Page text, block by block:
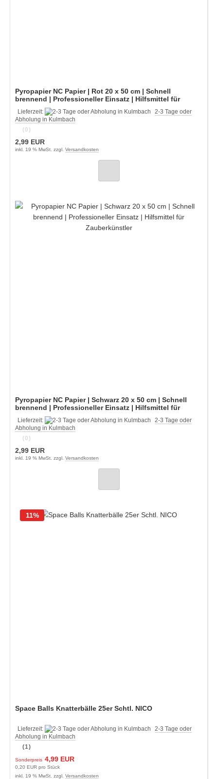
Pyropapier NC Papier | Rot 20 x 50 cm | Schnell
brennend | Professioneller Einsatz | Hilfsmittel für
Zauberkünstler
Lieferzeit:
2-3 Tage oder
Abholung in Kulmbach
(0)
2,99 EUR
inkl. 19 % MwSt. zzgl. Versandkosten
Pyropapier NC Papier | Schwarz 20 x 50 cm | Schnell
brennend | Professioneller Einsatz | Hilfsmittel für
Zauberkünstler
Lieferzeit:
2-3 Tage oder
Abholung in Kulmbach
(0)
2,99 EUR
inkl. 19 % MwSt. zzgl. Versandkosten
Space Balls Knatterbälle 25er Schtl. NICO
Lieferzeit:
2-3 Tage oder
Abholung in Kulmbach
(1)
Sonderpreis 4,99 EUR
11%
0,20 EUR pro Stück
inkl. 19 % MwSt. zzgl. Versandkosten